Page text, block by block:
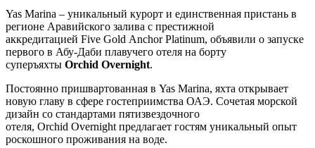
Yas Marina – уникальный курорт и единственная пристань в
регионе Аравийского залива с престижной
аккредитацией Five Gold Anchor Platinum, объявили о запуске
первого в Абу-Даби плавучего отеля на борту
суперъяхты Orchid Overnight.
Постоянно пришвартованная в Yas Marina, яхта открывает
новую главу в сфере гостеприимства ОАЭ. Сочетая морской
дизайн со стандартами пятизвездочного
отеля, Orchid Overnight предлагает гостям уникальный опыт
роскошного проживания на воде.